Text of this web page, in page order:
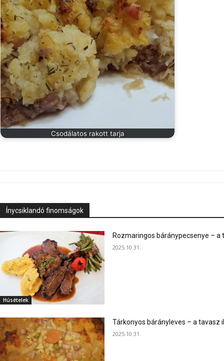
Csodálatos rakott tarja
Ínycsiklandó finomságok
Húsételek
Rozmaringos báránypecsenye – a
2025.10.31.
Tárkonyos bárányleves – a tavasz
2025.10.31.